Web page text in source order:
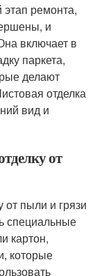
этап ремонта,
и
включает в
паркета,
делают
отделка
вид и
от
от пыли и грязи
специальные
картон,
которые